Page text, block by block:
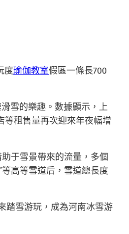
度瑜伽教室假區一條長700
雪的樂趣。數據顯示，上
等租售量再次迎來年夜幅增
于雪景帶來的流量，多個
高等雪道后，雪道總長度
踏雪游玩，成為河南冰雪游